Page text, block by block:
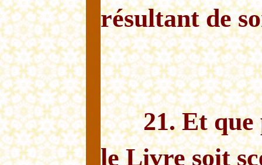
résultant de
21. Et
le Livre soit